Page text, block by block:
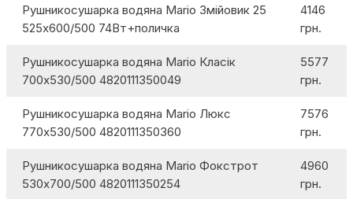
Рушникосушарка водяна Mario Змійовик 25
525х600/500 74Вт+поличка
4146
грн.
Рушникосушарка водяна Mario Класік
700х530/500 4820111350049
5577
грн.
Рушникосушарка водяна Mario Люкс
770х530/500 4820111350360
7576
грн.
Рушникосушарка водяна Mario Фокстрот
530х700/500 4820111350254
4960
грн.